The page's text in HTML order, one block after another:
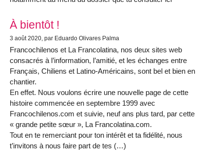
À bientôt !
3 août 2020 , par Eduardo Olivares Palma
Francochilenos et La Francolatina, nos deux sites web
consacrés à l’information, l’amitié, et les échanges entre
Français, Chiliens et Latino-Américains, sont bel et bien en
chantier.
En effet. Nous voulons écrire une nouvelle page de cette
histoire commencée en septembre 1999 avec
Francochilenos.com et suivie, neuf ans plus tard, par cette
« grande petite sœur », La Francolatina.com.
Tout en te remerciant pour ton intérêt et ta fidélité, nous
t’invitons à nous faire part de tes (…)